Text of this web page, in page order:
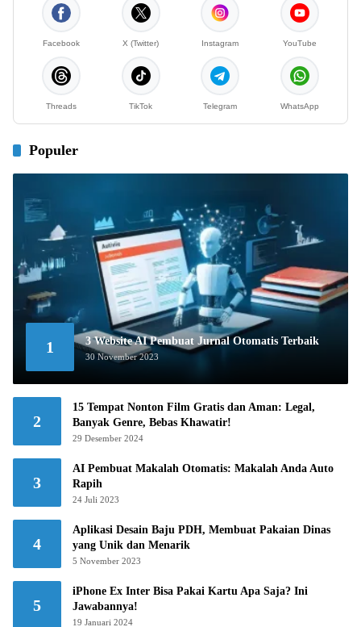
Facebook X (Twitter) Instagram YouTube
Threads TikTok Telegram WhatsApp
Populer
1 3 Website AI Pembuat Jurnal Otomatis Terbaik
30 November 2023
2
15 Tempat Nonton Film Gratis dan Aman: Legal,
Banyak Genre, Bebas Khawatir!
29 Desember 2024
3
AI Pembuat Makalah Otomatis: Makalah Anda Auto
Rapih
24 Juli 2023
4
Aplikasi Desain Baju PDH, Membuat Pakaian Dinas
yang Unik dan Menarik
5 November 2023
5
iPhone Ex Inter Bisa Pakai Kartu Apa Saja? Ini
Jawabannya!
19 Januari 2024